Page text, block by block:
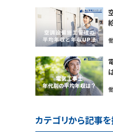
カテゴリから記事